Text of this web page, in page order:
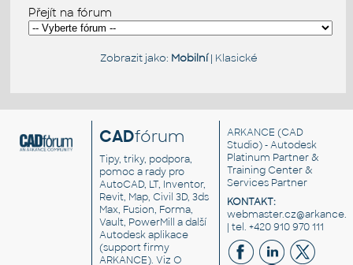
Přejít na fórum
Zobrazit jako: Mobilní| Klasické
CADfórum
Tipy, triky, podpora,
pomoc a rady pro
AutoCAD, LT, Inventor,
Revit, Map, Civil 3D, 3ds
Max, Fusion, Forma,
Vault, PowerMill a další
Autodesk aplikace
(support firmy
ARKANCE). VizO
ARKANCE (CAD
Studio) - Autodesk
Platinum Partner &
Training Center &
Services Partner
KONTAKT:
| tel. +420 910 970 111